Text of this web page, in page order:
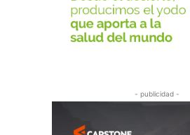
- publicidad -